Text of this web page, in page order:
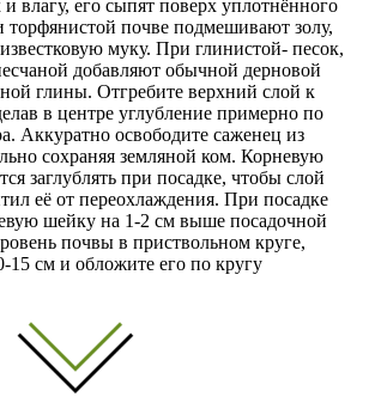
и влагу, его сыпят поверх уплотнённого
почве подмешивают золу,
муку. При глинистой- песок,
добавляют обычной дерновой
глины. Отгребите верхний слой к
в центре углубление примерно по
Аккуратно освободите саженец из
сохраняя земляной ком. Корневую
заглублять при посадке, чтобы слой
её от переохлаждения. При посадке
шейку на 1-2 см выше посадочной
почвы в приствольном круге,
15 см и обложите его по кругу